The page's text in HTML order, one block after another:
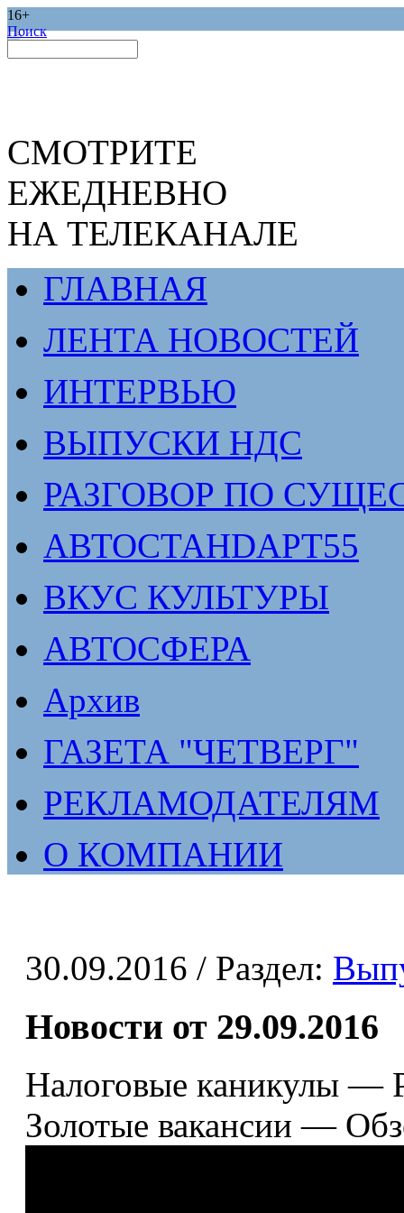
16+
Поиск
СМОТРИТЕ
ЕЖЕДНЕВНО
НА ТЕЛЕКАНАЛЕ
ГЛАВНАЯ
ЛЕНТА НОВОСТЕЙ
ИНТЕРВЬЮ
ВЫПУСКИ НДС
РАЗГОВОР ПО
АВТОСТАНDАРТ55
ВКУС КУЛЬТУРЫ
АВТОСФЕРА
Архив
ГАЗЕТА "ЧЕТВЕРГ"
РЕКЛАМОДАТЕЛЯМ
О КОМПАНИИ
30.09.2016 / Раздел:
Новости от 29.09.2016
Налоговые каникулы —
Золотые вакансии —